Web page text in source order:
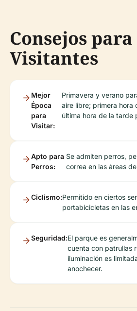
Consejos para
Visitantes
Mejor
Época
para
Visitar:
Primavera y verano
aire libre; primera hora
última hora de la tarde
Apto para
Perros:
Se admiten perros,
correa en las áreas
Ciclismo:Permitido en ciertos
portabicicletas en las
Seguridad:El parque es
cuenta con patrullas
iluminación es
anochecer.